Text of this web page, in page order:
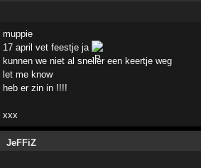
muppie
17 april vet feestje ja
kunnen we niet al sneller een keertje weg
let me know
heb er zin in !!!!
xxx
JeFFiZ